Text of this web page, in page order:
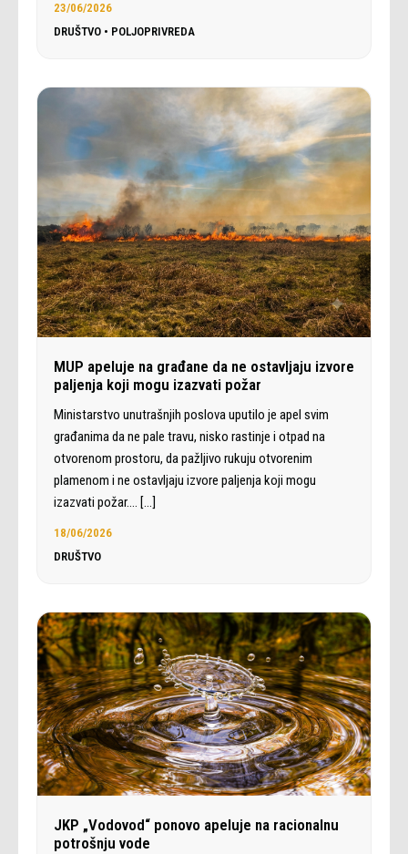
23/06/2026
DRUŠTVO • POLJOPRIVREDA
MUP apeluje na građane da ne ostavljaju izvore
paljenja koji mogu izazvati požar
Ministarstvo unutrašnjih poslova uputilo je apel svim
građanima da ne pale travu, nisko rastinje i otpad na
otvorenom prostoru, da pažljivo rukuju otvorenim
plamenom i ne ostavljaju izvore paljenja koji mogu
izazvati požar.… […]
18/06/2026
DRUŠTVO
JKP „Vodovod“ ponovo apeluje na racionalnu
potrošnju vode